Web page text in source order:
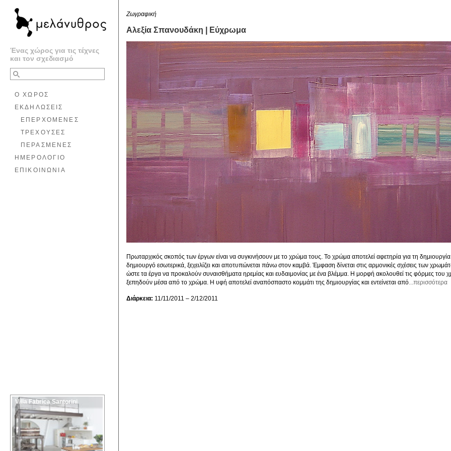
Ένας χώρος για τις τέχνες
και τον σχεδιασμό
Ο ΧΩΡΟΣ
ΕΚΔΗΛΩΣΕΙΣ
ΕΠΕΡΧΟΜΕΝΕΣ
ΤΡΕΧΟΥΣΕΣ
ΠΕΡΑΣΜΕΝΕΣ
ΗΜΕΡΟΛΟΓΙΟ
ΕΠΙΚΟΙΝΩΝΙΑ
Villa Fabrica Santorini
Ζωγραφική
Αλεξία Σπανουδάκη | Εύχρωμα
Πρωταρχικός σκοπός των έργων είναι να συγκινήσουν με το χρώμα τους. Το χρώμα αποτελεί αφετηρία για τη
δημιουργό εσωτερικά, ξεχειλίζει και αποτυπώνεται πάνω στον καμβά. Έμφαση δίνεται στις αρμονικές σχέσεις των
ώστε τα έργα να προκαλούν συναισθήματα ηρεμίας και ευδαιμονίας με ένα βλέμμα. Η μορφή ακολουθεί τις φόρμες του
ξεπηδούν μέσα από το χρώμα. Η υφή αποτελεί αναπόσπαστο κομμάτι της δημιουργίας και εντείνεται από...περισσότερα
Διάρκεια: 11/11/2011 – 2/12/2011